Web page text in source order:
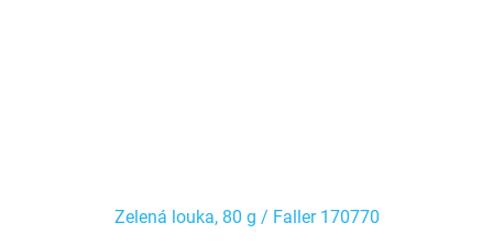
Zelená louka, 80 g / Faller 170770